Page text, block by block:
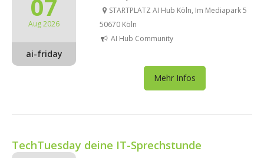
07
Aug 2026
ai-friday
STARTPLATZ AI Hub Köln, Im Mediapark 5
50670 Köln
AI Hub Community
Mehr Infos
TechTuesday deine IT-Sprechstunde